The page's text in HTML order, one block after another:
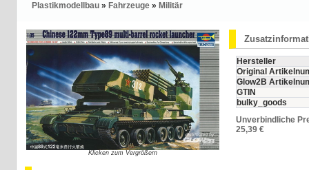
Plastikmodellbau » Fahrzeuge » Militär
Klicken zum Vergrößern
Hersteller
Original
Glow2B
GTIN
bulky_goods
Unverbindliche
25,39 €